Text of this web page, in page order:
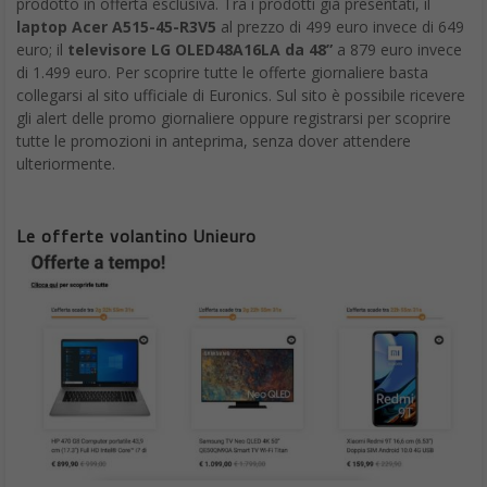
prodotto in offerta esclusiva. Tra i prodotti già presentati, il
laptop Acer A515-45-R3V5 al prezzo di 499 euro invece di 649
euro; il televisore LG OLED48A16LA da 48” a 879 euro invece
di 1.499 euro. Per scoprire tutte le offerte giornaliere basta
collegarsi al sito ufficiale di Euronics. Sul sito è possibile ricevere
gli alert delle promo giornaliere oppure registrarsi per scoprire
tutte le promozioni in anteprima, senza dover attendere
ulteriormente.
Le offerte volantino Unieuro